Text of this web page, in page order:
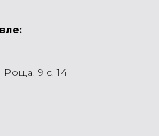
9 с. 14